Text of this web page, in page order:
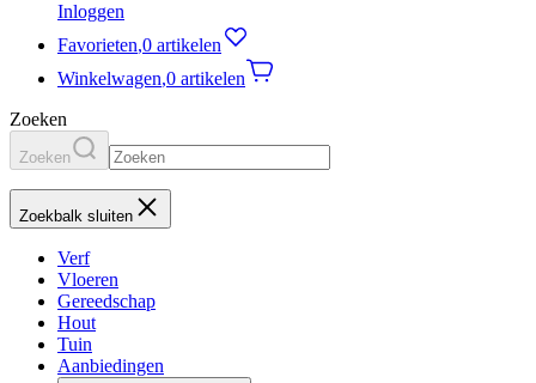
Inloggen
Favorieten,0 artikelen
Winkelwagen,0 artikelen
Zoeken
Zoeken
Zoekbalk sluiten
Verf
Vloeren
Gereedschap
Hout
Tuin
Aanbiedingen